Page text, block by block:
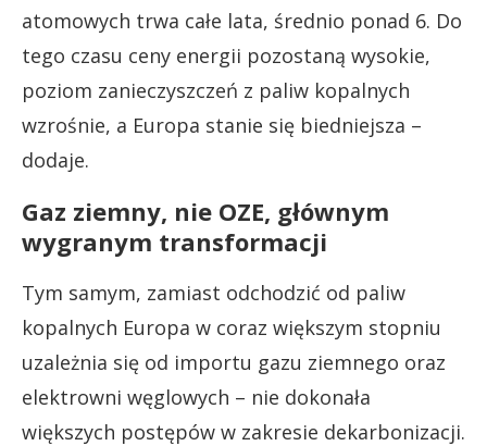
atomowych trwa całe lata, średnio ponad 6. Do
tego czasu ceny energii pozostaną wysokie,
poziom zanieczyszczeń z paliw kopalnych
wzrośnie, a Europa stanie się biedniejsza –
dodaje.
Gaz ziemny, nie OZE, głównym
wygranym transformacji
Tym samym, zamiast odchodzić od paliw
kopalnych Europa w coraz większym stopniu
uzależnia się od importu gazu ziemnego oraz
elektrowni węglowych – nie dokonała
większych postępów w zakresie dekarbonizacji.